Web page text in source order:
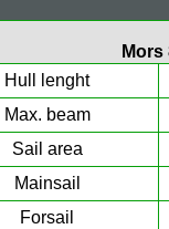
Hull lenght
Max. beam
Sail area
Mainsail
Forsail